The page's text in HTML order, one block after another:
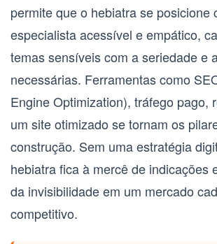
permite que o hebiatra se posicione
especialista acessível e empático,
temas sensíveis com a seriedade e
necessárias. Ferramentas como
Engine Optimization), tráfego pago,
um site otimizado se tornam os
construção. Sem uma estratégia
hebiatra fica à mercê de indicações
da invisibilidade em um mercado
competitivo.